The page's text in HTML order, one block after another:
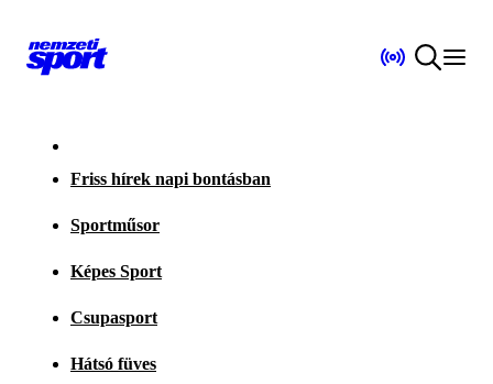
Friss hírek napi bontásban
Sportműsor
Képes Sport
Csupasport
Hátsó füves